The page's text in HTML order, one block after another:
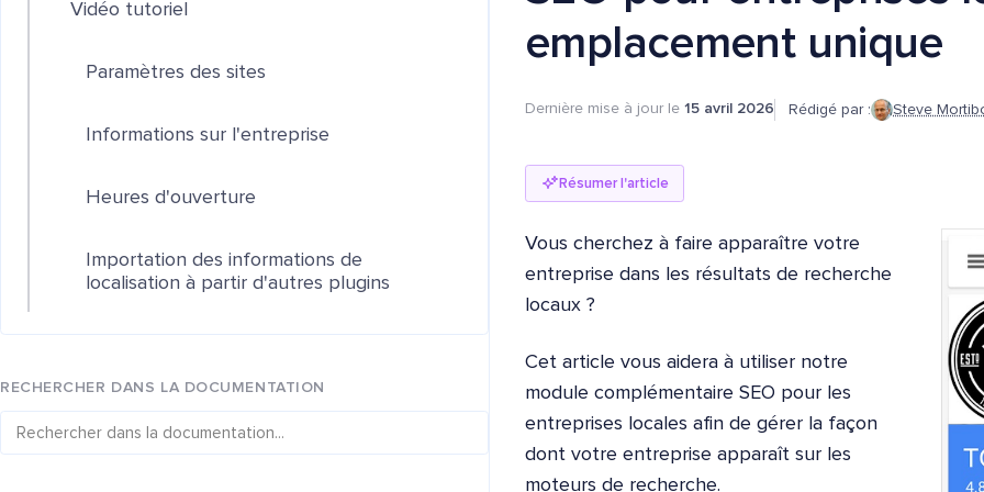
emplacement unique
Dernière mise à jour le 15 avril 2026 Rédigé par : Steve
Résumer l'article
Vous cherchez à faire apparaître votre
entreprise dans les résultats de recherche
locaux ?
Cet article vous aidera à utiliser notre
module complémentaire SEO pour les
entreprises locales afin de gérer la façon
dont votre entreprise apparaît sur les
moteurs de recherche.
Vidéo tutoriel
Paramètres des sites
Informations sur l'entreprise
Heures d'ouverture
Importation des informations de
localisation à partir d'autres plugins
RECHERCHER DANS LA DOCUMENTATION